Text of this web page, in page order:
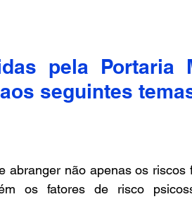
pela Portaria
seguintes
abranger não apenas os riscos
os fatores de risco